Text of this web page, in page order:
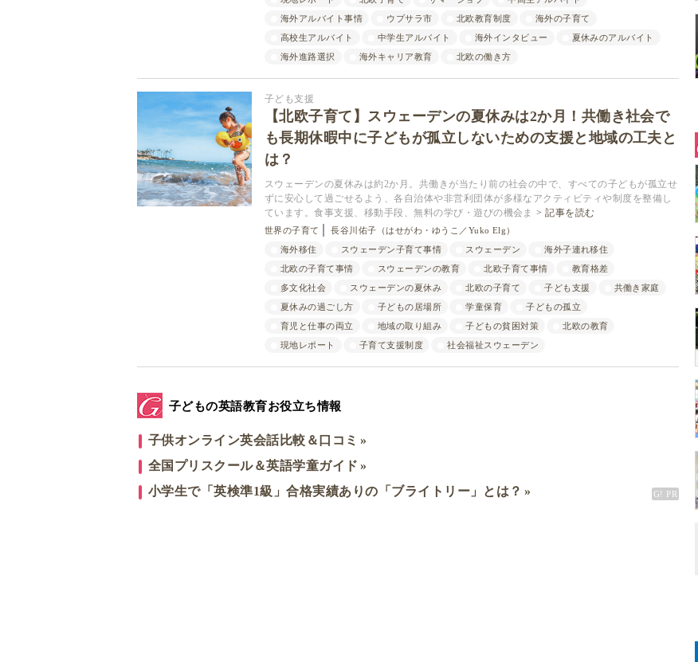
海外アルバイト事情
ウプサラ市 北欧教育制度
海外の子育て
高校生アルバイト
中学生アルバイト 海外インタビュー
夏休みのアルバイト
海外進路選択
海外キャリア教育 北欧の働き方
子ども支援
【北欧子育て】スウェーデンの夏休みは2か月！共働き社会で
も長期休暇中に子どもが孤立しないための支援と地域の工夫と
は？
スウェーデンの夏休みは約2か月。共働きが当たり前の社会の中で、すべての子どもが孤立せ
ずに安心して過ごせるよう、各自治体や非営利団体が多様なアクティビティや制度を整備し
ています。食事支援、移動手段、無料の学び・遊びの機会ま
記事を読む
世界の子育て
長谷川佑子（はせがわ・ゆうこ／Yuko Elg）
海外移住
スウェーデン子育て事情 スウェーデン
海外子連れ移住
北欧の子育て事情
スウェーデンの教育 北欧子育て事情
教育格差
多文化社会
スウェーデンの夏休み 北欧の子育て 子ども支援
共働き家庭
夏休みの過ごし方
子どもの居場所 学童保育
子どもの孤立
育児と仕事の両立
地域の取り組み 子どもの貧困対策
北欧の教育
現地レポート
子育て支援制度 社会福祉スウェーデン
子どもの英語教育お役立ち情報
子供オンライン英会話比較＆口コミ
全国プリスクール＆英語学童ガイド
小学生で「英検準1級」合格実績ありの「ブライトリー」とは？